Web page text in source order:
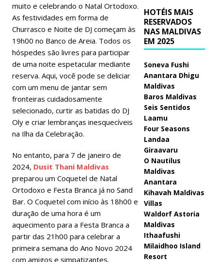
muito e celebrando o Natal Ortodoxo.
As festividades em forma de
Churrasco e Noite de DJ começam às
19h00 no Banco de Areia. Todos os
hóspedes são livres para participar
de uma noite espetacular mediante
reserva. Aqui, você pode se deliciar
com um menu de jantar sem
fronteiras cuidadosamente
selecionado, curtir as batidas do DJ
Oly e criar lembranças inesquecíveis
na Ilha da Celebração.
No entanto, para 7 de janeiro de
2024, Dusit Thani Maldivas
preparou um Coquetel de Natal
Ortodoxo e Festa Branca já no Sand
Bar. O Coquetel com início às 18h00 e
duração de uma hora é um
aquecimento para a Festa Branca a
partir das 21h00 para celebrar a
primeira semana do Ano Novo 2024
com amigos e simpatizantes.
HOTÉIS MAIS
RESERVADOS
NAS MALDIVAS
EM 2025
Soneva Fushi
Anantara Dhigu
Maldivas
Baros Maldivas
Seis Sentidos
Laamu
Four Seasons
Landaa
Giraavaru
O Nautilus
Maldivas
Anantara
Kihavah Maldivas
Villas
Waldorf Astoria
Maldivas
Ithaafushi
Milaidhoo Island
Resort